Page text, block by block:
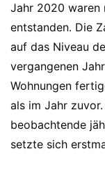
Jahr 2020 waren
entstanden. Die
auf das Niveau
vergangenen
Wohnungen
als im Jahr
beobachtende
setzte sich